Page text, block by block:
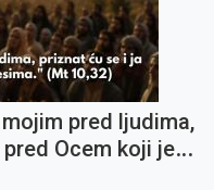
pred ljudima,
Ocem koji je